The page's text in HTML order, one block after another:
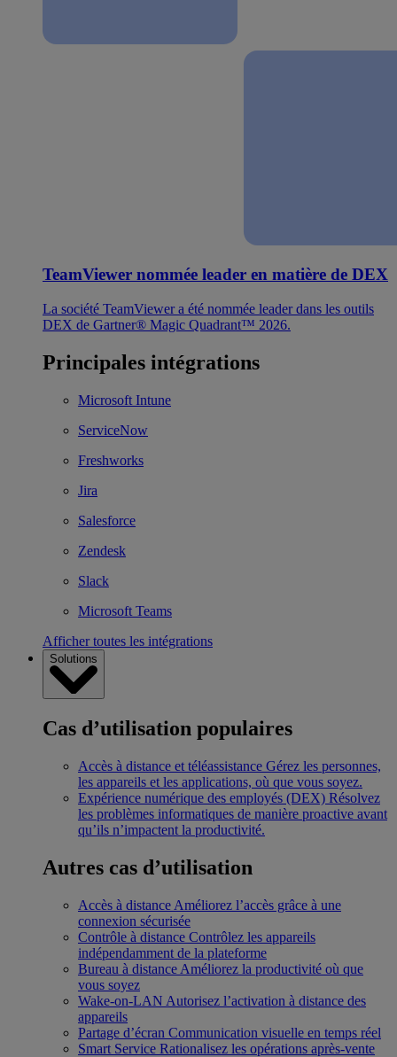
TeamViewer nommée leader en matière de DEX
La société TeamViewer a été nommée leader dans les outils
DEX de Gartner® Magic Quadrant™ 2026.
Principales intégrations
Microsoft Intune
ServiceNow
Freshworks
Jira
Salesforce
Zendesk
Slack
Microsoft Teams
Afficher toutes les intégrations
Solutions
Cas d’utilisation populaires
Accès à distance et téléassistance Gérez les personnes,
les appareils et les applications, où que vous soyez.
Expérience numérique des employés (DEX) Résolvez
les problèmes informatiques de manière proactive avant
qu’ils n’impactent la productivité.
Autres cas d’utilisation
Accès à distance Améliorez l’accès grâce à une
connexion sécurisée
Contrôle à distance Contrôlez les appareils
indépendamment de la plateforme
Bureau à distance Améliorez la productivité où que
vous soyez
Wake-on-LAN Autorisez l’activation à distance des
appareils
Partage d’écran Communication visuelle en temps réel
Smart Service Rationalisez les opérations après-vente